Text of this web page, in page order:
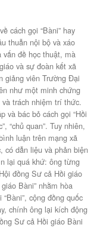
cách gọi “Bàni” hay
thuẫn nội bộ và xáo
đề học thuật, mà
và sự đoàn kết xã
giảng viên Trường Đại
như một minh chứng
trách nhiệm trí thức.
và bác bỏ cách gọi “Hồi
“chủ quan”. Tuy nhiên,
luận trên mạng xã
có dẫn liệu và phản biện
lại quá khứ: ông từng
đồng Sư cả Hồi giáo
Bàni” nhằm hòa
cộng đồng quốc
chính ông lại kích động
Sư cả Hồi giáo Bàni